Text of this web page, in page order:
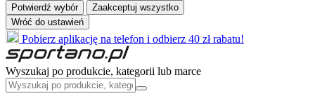
Potwierdź wybór
Zaakceptuj wszystko
Wróć do ustawień
Pobierz aplikację na telefon i odbierz 40 zł rabatu!
Wyszukaj po produkcie, kategorii lub marce